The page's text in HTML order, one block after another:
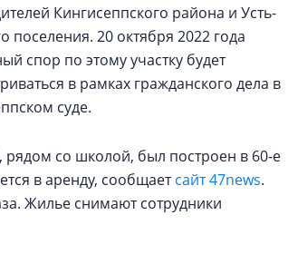
Кингисеппского района и Усть-
поселения. 20 октября 2022 года
спор по этому участку будет
в рамках гражданского дела в
суде.
рядом со школой, был построен в 60-е
в аренду, сообщаетсайт 47news.
Жилье снимают сотрудники